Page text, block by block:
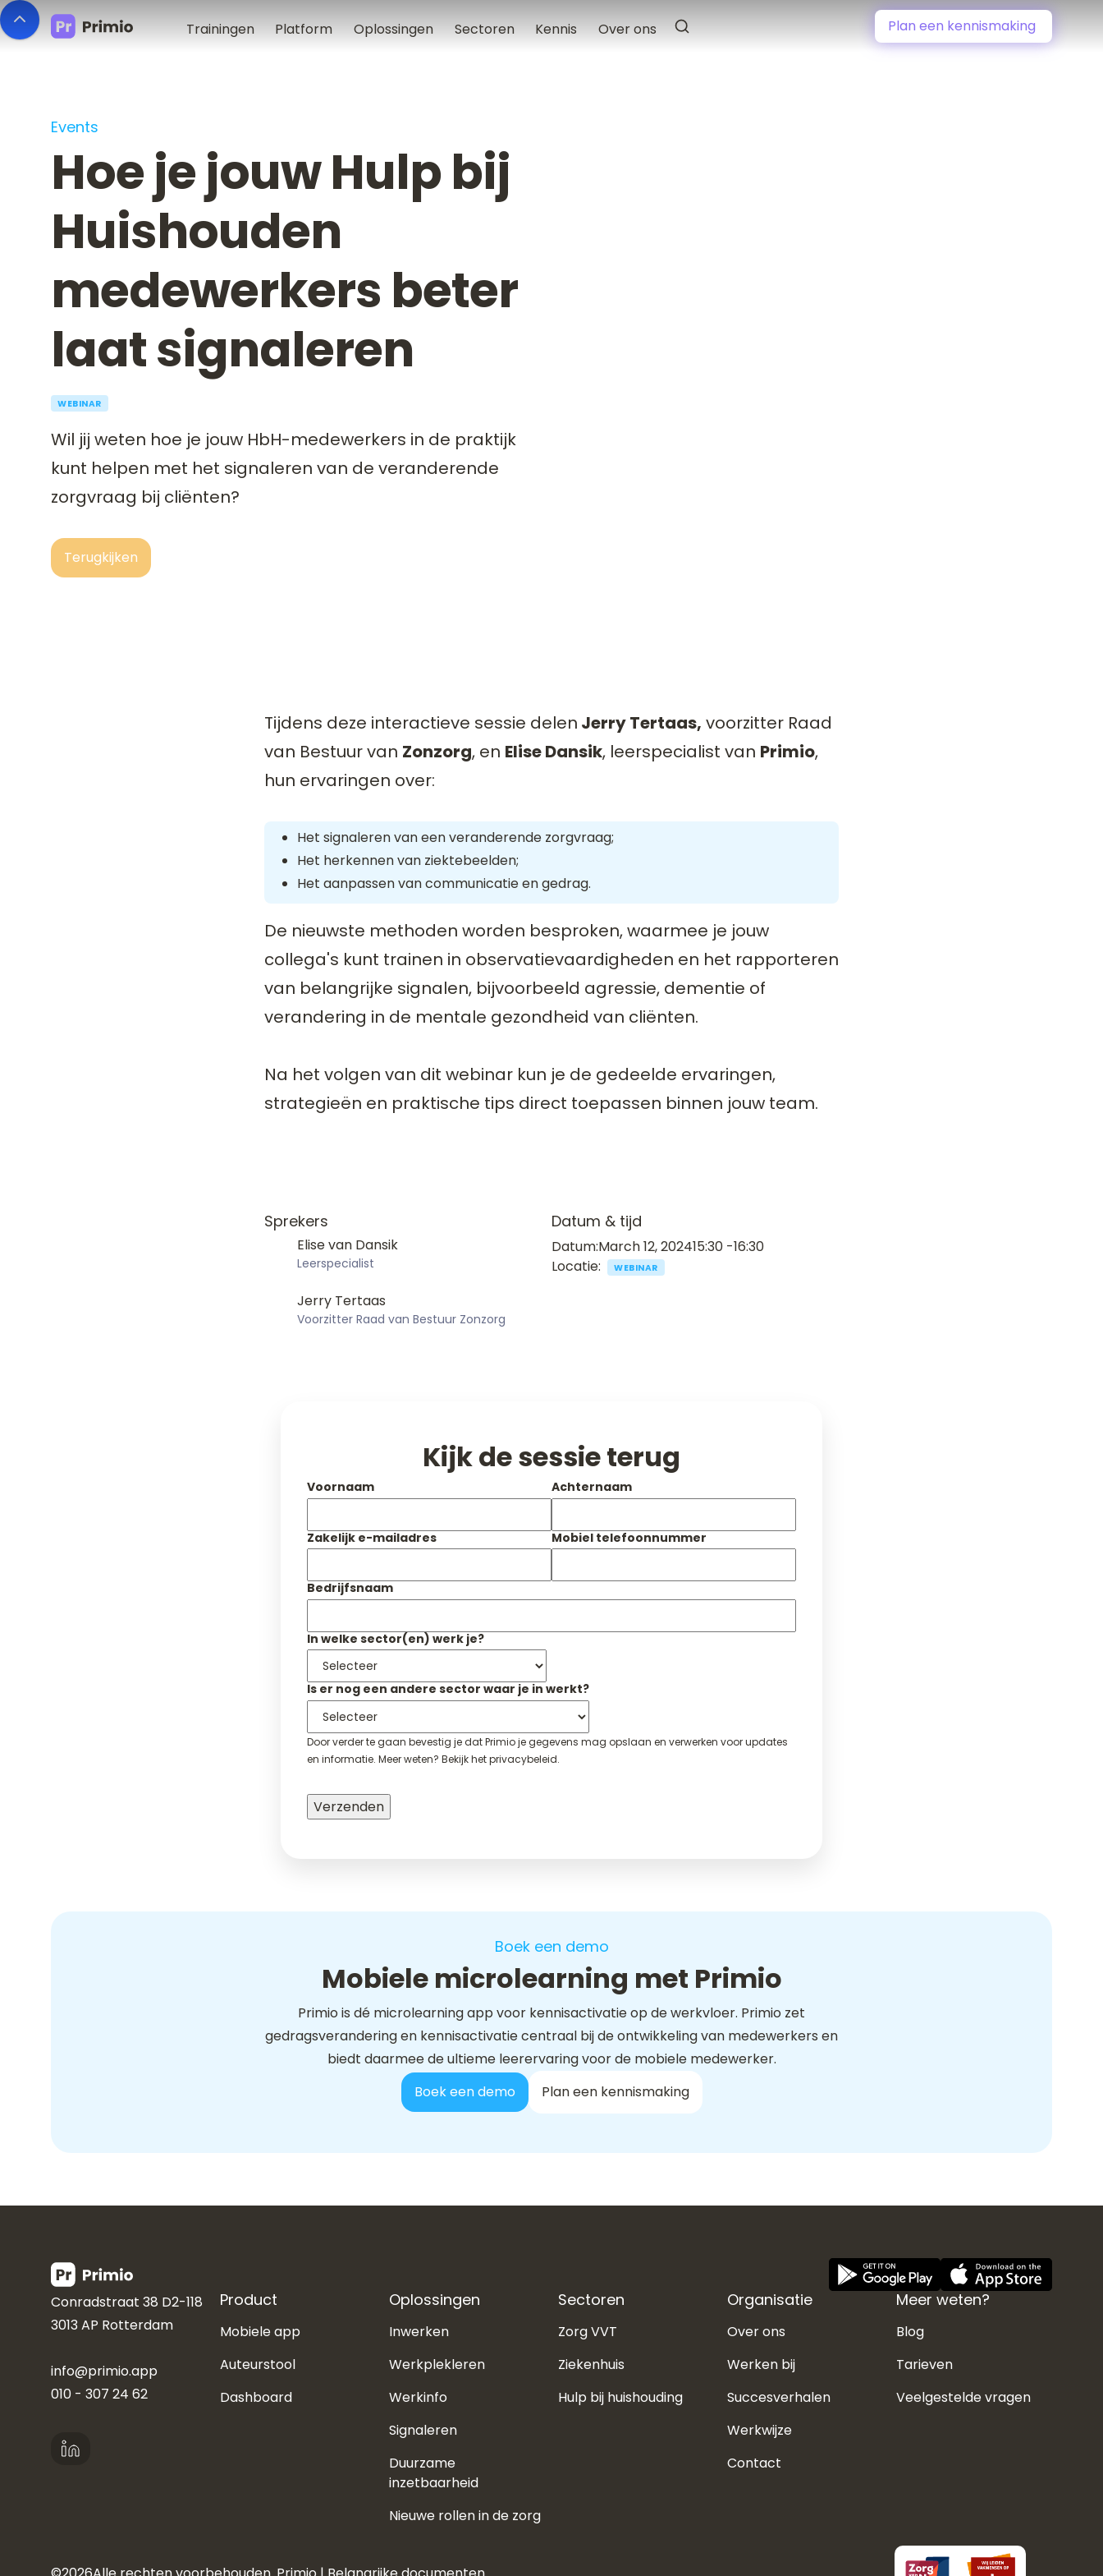
Trainingen Platform Oplossingen Sectoren Kennis Over ons Plan een kennismaking
Events
Hoe je jouw Hulp bij
Huishouden
medewerkers beter
laat signaleren
WEBINAR
Wil jij weten hoe je jouw HbH-medewerkers in de praktijk
kunt helpen met het signaleren van de veranderende
zorgvraag bij cliënten?
Terugkijken
Tijdens deze interactieve sessie delen Jerry Tertaas, voorzitter Raad
van Bestuur van Zonzorg, en Elise Dansik, leerspecialist van Primio,
hun ervaringen over:
Het signaleren van een veranderende zorgvraag;
Het herkennen van ziektebeelden;
Het aanpassen van communicatie en gedrag.
De nieuwste methoden worden besproken, waarmee je jouw
collega's kunt trainen in observatievaardigheden en het rapporteren
van belangrijke signalen, bijvoorbeeld agressie, dementie of
verandering in de mentale gezondheid van cliënten.
Na het volgen van dit webinar kun je de gedeelde ervaringen,
strategieën en praktische tips direct toepassen binnen jouw team.
Sprekers
Elise van Dansik
Leerspecialist
Jerry Tertaas
Voorzitter Raad van Bestuur Zonzorg
Datum & tijd
Datum:March 12, 202415:30 -16:30
Locatie:
WEBINAR
Kijk de sessie terug
Voornaam Achternaam
Zakelijk e-mailadres Mobiel telefoonnummer
Bedrijfsnaam
In welke sector(en) werk je?
Is er nog een andere sector waar je in werkt?
Door verder te gaan bevestig je dat Primio je gegevens mag opslaan en verwerken voor updates
en informatie. Meer weten? Bekijk hetprivacybeleid.
Boek een demo
Mobiele microlearning met Primio
Primio is dé microlearning app voor kennisactivatie op de werkvloer. Primio zet
gedragsverandering en kennisactivatie centraal bij de ontwikkeling van medewerkers en
biedt daarmee de ultieme leerervaring voor de mobiele medewerker.
Boek een demo
Plan een kennismaking
Conradstraat 38 D2-118
3013 AP Rotterdam
info@primio.app
010 - 307 24 62
Product
Mobiele app
Auteurstool
Dashboard
Oplossingen
Inwerken
Werkplekleren
Werkinfo
Signaleren
Duurzame
inzetbaarheid
Nieuwe rollen in de zorg
Sectoren
Zorg VVT
Ziekenhuis
Hulp bij huishouding
Organisatie
Over ons
Werken bij
Succesverhalen
Werkwijze
Contact
Meer weten?
Blog
Tarieven
Veelgestelde vragen